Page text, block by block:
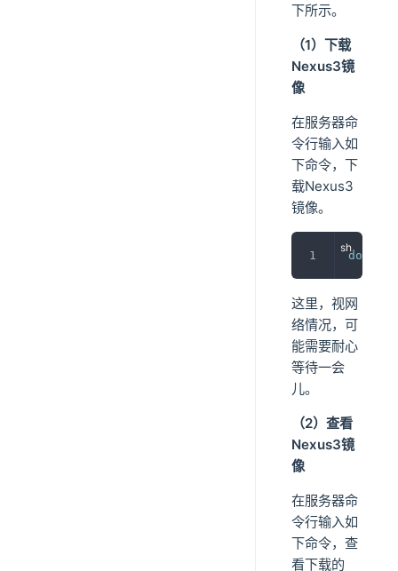
下所示。
（1）下载
Nexus3镜
像
在服务器命
令行输入如
下命令，下
载Nexus3
镜像。
docker
这里，视网
络情况，可
能需要耐心
等待一会
儿。
（2）查看
Nexus3镜
像
在服务器命
令行输入如
下命令，查
看下载的